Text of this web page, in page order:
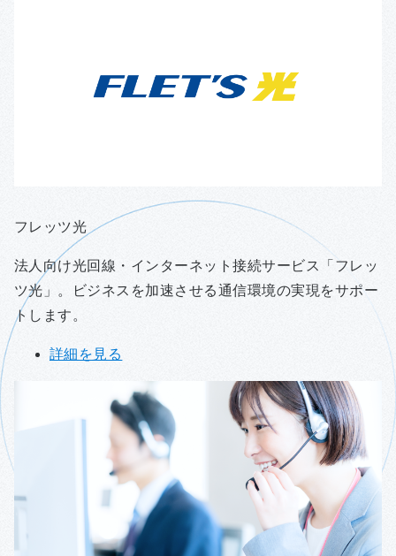
フレッツ光
法人向け光回線・インターネット接続サービス「フレッ
ツ光」。ビジネスを加速させる通信環境の実現をサポー
トします。
詳細を見る